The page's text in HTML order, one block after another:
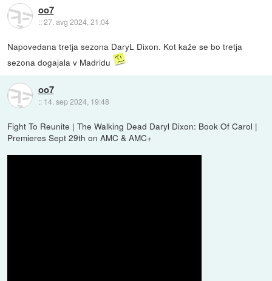
oo7
::27. avg 2024, 21:04
Napovedana tretja sezona DaryL Dixon. Kot kaže se bo tretja
sezona dogajala v Madridu
oo7
:: 14. sep 2024, 19:48
Fight To Reunite | The Walking Dead Daryl Dixon: Book Of Carol |
Premieres Sept 29th on AMC & AMC+